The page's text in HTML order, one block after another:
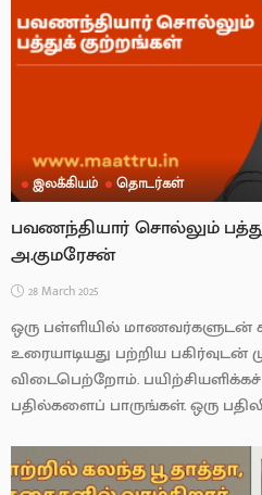
இலக்கியம் தொடர்கள்
பவணந்தியார் சொல்லும் பத்துக்
அ.குமரேசன்
28 March 2025
ஒரு பள்ளியில் மாணவர்களுடன்
உரையாடியது பற்றிய பகிர்வுடன்
விடைபெற்றோம். பயிற்சியளிக்கச்
பதில்களைப் பாருங்கள். ஒரு